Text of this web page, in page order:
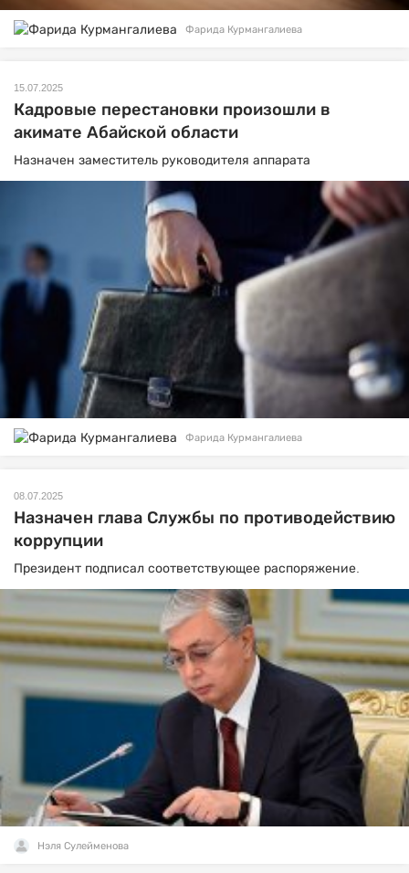
Фарида Курмангалиева
15.07.2025
Кадровые перестановки произошли в
акимате Абайской области
Назначен заместитель руководителя аппарата
Фарида Курмангалиева
08.07.2025
Назначен глава Службы по противодействию
коррупции
Президент подписал соответствующее распоряжение.
Нэля Сулейменова